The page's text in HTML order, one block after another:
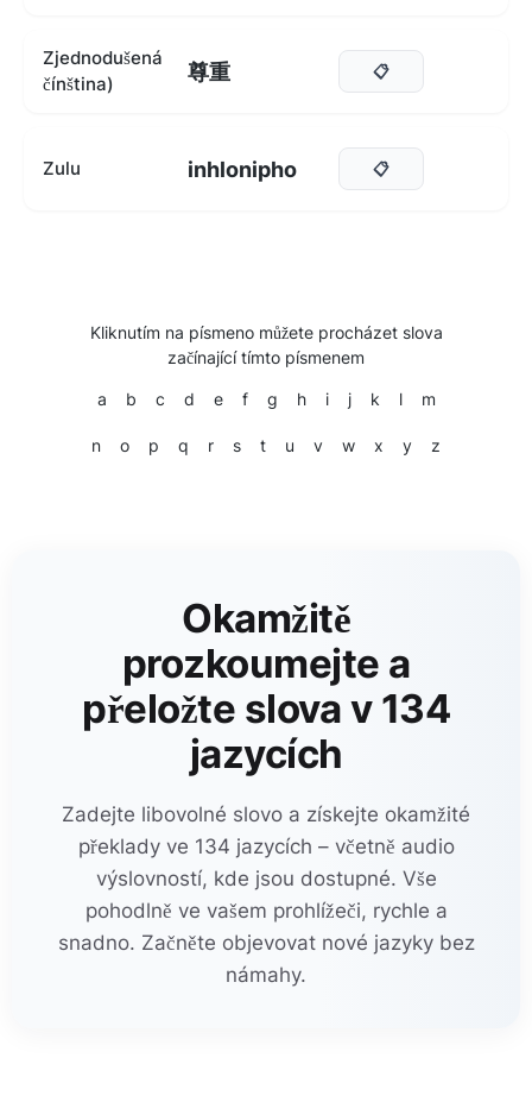
Zjednodušená
čínština)
尊重 📋
Zulu inhlonipho 📋
Kliknutím na písmeno můžete procházet slova
začínající tímto písmenem
a b c d e f g h i j k l m
n o p q r s t u v w x y z
Okamžitě
prozkoumejte a
přeložte slova v 134
jazycích
Zadejte libovolné slovo a získejte okamžité
překlady ve 134 jazycích – včetně audio
výslovností, kde jsou dostupné. Vše
pohodlně ve vašem prohlížeči, rychle a
snadno. Začněte objevovat nové jazyky bez
námahy.